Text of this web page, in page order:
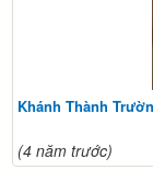
Khánh Thành
(4 năm trước)